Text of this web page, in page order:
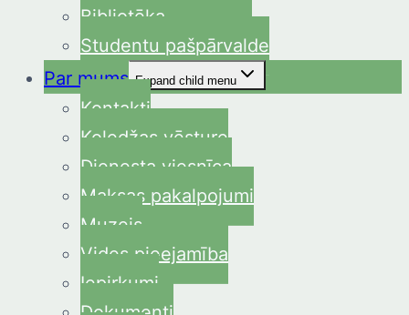
Bibliotēka
Studentu pašpārvalde
Par mums Expand child menu
Kontakti
Koledžas vēsture
Dienesta viesnīca
Maksas pakalpojumi
Muzejs
Vides pieejamība
Iepirkumi